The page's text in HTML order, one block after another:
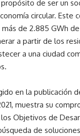
de ser un
circular. Este
de 2.885 GWh
a partir de los
a una ciudad
en la publicación
muestra su
Objetivos de
de